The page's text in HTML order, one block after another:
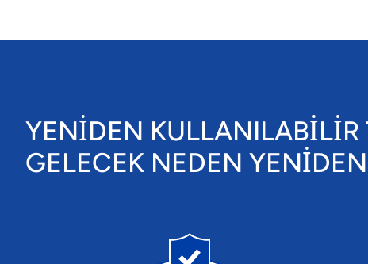
YENİDEN
GELECEK NEDEN